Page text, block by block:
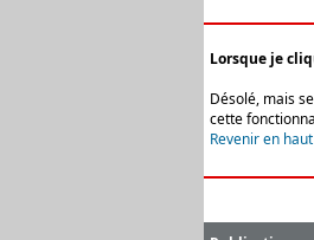
Lorsque je
Désolé, mais
cette
Revenir en